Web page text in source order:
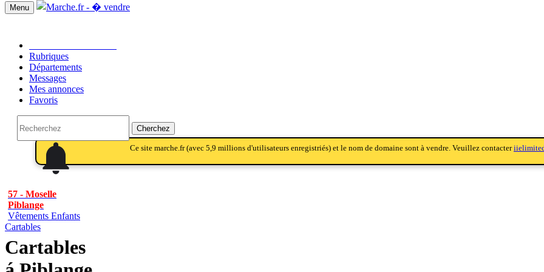
Menu
Rubriques
Départements
Messages
Mes annonces
Favoris
Cherchez
notifications
notifications Ce site marche.fr (avec 5,9 millions d'utilisateurs enregistriés) et le nom de domaine sont à vendre. Veuillez contacter
57 - Moselle
Piblange
Vêtements Enfants
Cartables
Cartables